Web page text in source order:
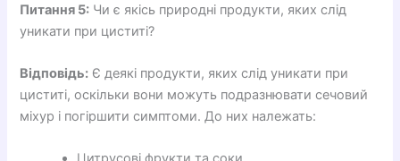
Питання 5: Чи є якісь природні продукти, яких слід
уникати при циститі?
Відповідь: Є деякі продукти, яких слід уникати при
циститі, оскільки вони можуть подразнювати сечовий
міхур і погіршити симптоми. До них належать: